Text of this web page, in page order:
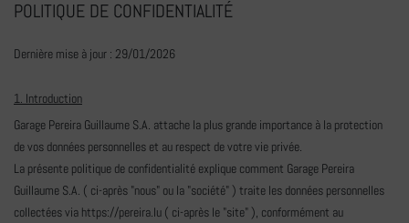
POLITIQUE DE CONFIDENTIALITÉ
Dernière mise à jour : 29/01/2026
1. Introduction
Garage Pereira Guillaume S.A. attache la plus grande importance à la protection
de vos données personnelles et au respect de votre vie privée.
La présente politique de confidentialité explique comment Garage Pereira
Guillaume S.A. ( ci-après "nous" ou la "société" ) traite les données personnelles
collectées via https://pereira.lu ( ci-après le "site" ), conformément au